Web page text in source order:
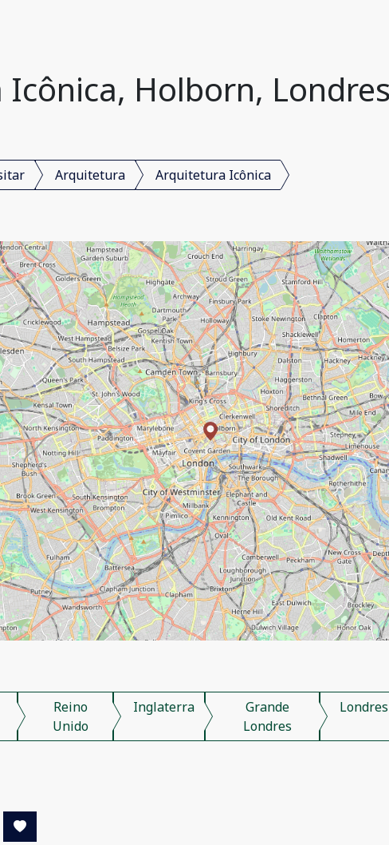
Holborn,
Arquitetura Arquitetura Icônica
Reino
Unido
Inglaterra
Grande
Londres
Londres